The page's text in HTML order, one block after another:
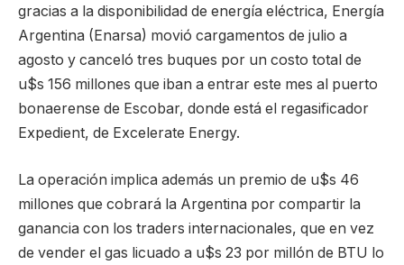
gracias a la disponibilidad de energía eléctrica, Energía
Argentina (Enarsa) movió cargamentos de julio a
agosto y canceló tres buques por un costo total de
u$s 156 millones que iban a entrar este mes al puerto
bonaerense de Escobar, donde está el regasificador
Expedient, de Excelerate Energy.
La operación implica además un premio de u$s 46
millones que cobrará la Argentina por compartir la
ganancia con los traders internacionales, que en vez
de vender el gas licuado a u$s 23 por millón de BTU lo